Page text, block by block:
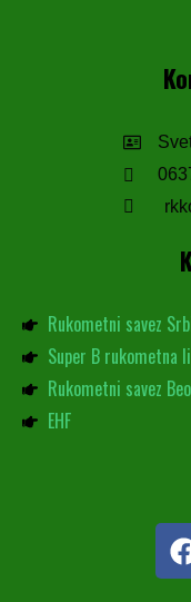
Rukometni savez
Super B rukometna
Rukometni savez
EHF